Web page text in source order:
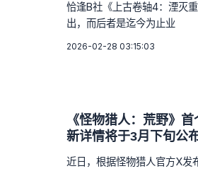
恰逢B社《上古卷轴4：湮灭
出，而后者是迄今为止业
2026-02-28 03:15:03
《怪物猎人：荒野》
新详情将于3月下旬公
近日，根据怪物猎人官方X发